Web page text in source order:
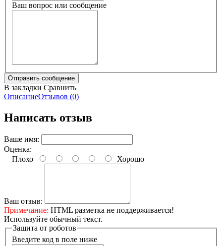
Ваш вопрос или сообщение
В закладки Сравнить
ОписаниеОтзывов (0)
Написать отзыв
Ваше имя:
Оценка:
Плохо
Хорошо
Ваш отзыв:
Примечание: HTML разметка не поддерживается!
Используйте обычный текст.
Защита от роботов
Введите код в поле ниже